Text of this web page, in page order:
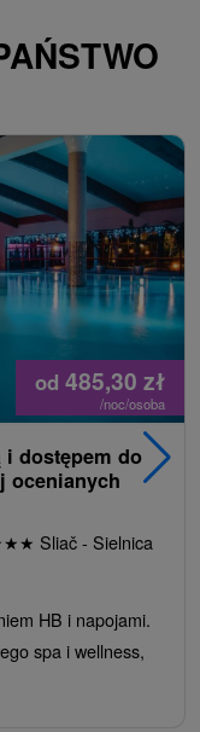
od 485,30 zł
/noc/osoba
i dostępem do
ocenianych
★★ Sliač - Sielnica
HB i napojami.
spa i wellness,